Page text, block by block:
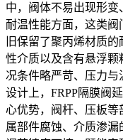
中，阀体不易出现形变
耐温性能方面，这类
旧保留了聚丙烯材质
性介质以及含有悬浮
况条件略严苛、压力
设计上，FRPP隔膜阀
心优势，阀杆、压板
属部件腐蚀、介质渗